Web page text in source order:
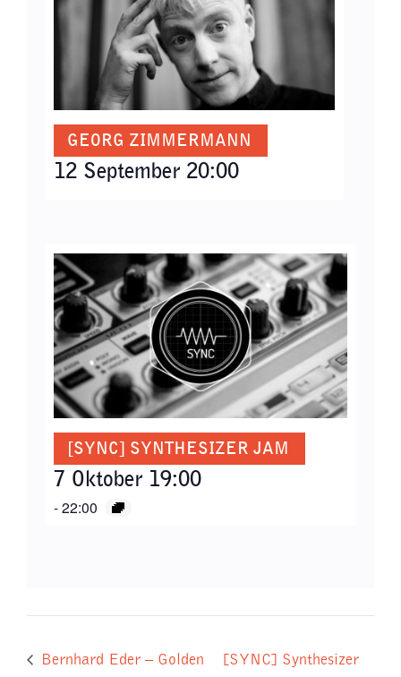
GEORG ZIMMERMANN
12 September 20:00
[SYNC] SYNTHESIZER JAM
7 Oktober 19:00
-22:00
Bernhard Eder – Golden
[SYNC] Synthesizer